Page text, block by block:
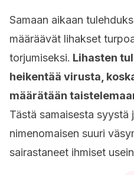
Samaan aikaan
määräävät lihakset
torjumiseksi. Lihasten
heikentää virusta,
määrätään
Tästä samaisesta syystä
nimenomaisen suuri
sairastaneet ihmiset